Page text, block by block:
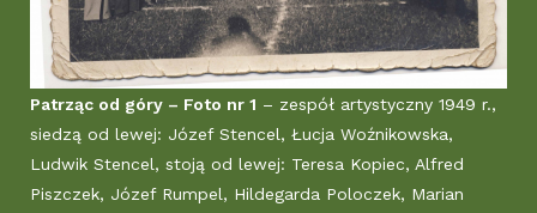
Patrząc od góry – Foto nr 1 – zespół artystyczny 1949 r.,
siedzą od lewej: Józef Stencel, Łucja Woźnikowska,
Ludwik Stencel, stoją od lewej: Teresa Kopiec, Alfred
Piszczek, Józef Rumpel, Hildegarda Poloczek, Marian